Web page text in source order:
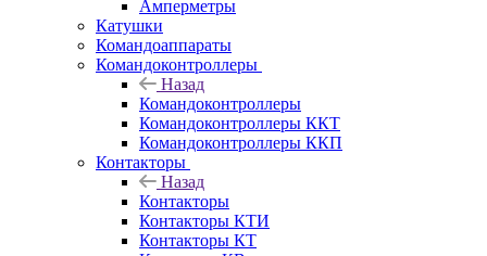
Амперметры
Катушки
Командоаппараты
Командоконтроллеры
Назад
Командоконтроллеры
Командоконтроллеры ККТ
Командоконтроллеры ККП
Контакторы
Назад
Контакторы
Контакторы КТИ
Контакторы КТ